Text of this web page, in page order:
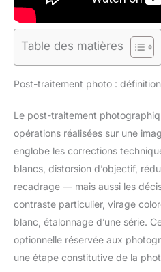
Table des matières
Post-traitement photo :
Le post-traitement
opérations réalisées sur une
englobe les corrections
blancs, distorsion d’objectif,
recadrage — mais aussi les
contraste particulier, virage
blanc, étalonnage d’une série.
optionnelle réservée aux
une étape constitutive de la